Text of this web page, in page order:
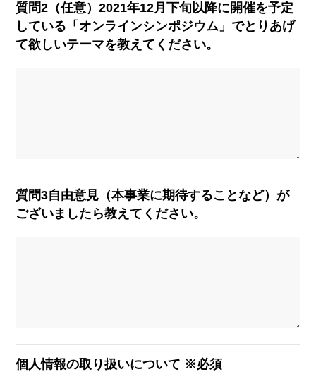
質問2（任意）2021年12月下旬以降に開催を予定
している「オンラインシンポジウム」でとりあげ
て欲しいテーマを教えてください。
質問3自由意見（本事業に期待することなど）が
ございましたら教えてください。
個人情報の取り扱いについて ※必須